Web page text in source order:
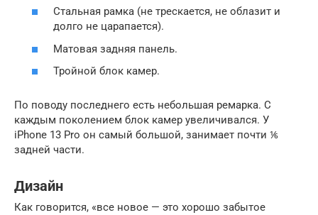
Стальная рамка (не трескается, не облазит и
долго не царапается).
Матовая задняя панель.
Тройной блок камер.
По поводу последнего есть небольшая ремарка. С
каждым поколением блок камер увеличивался. У
iPhone 13 Pro он самый большой, занимает почти ⅙
задней части.
Дизайн
Как говорится, «все новое — это хорошо забытое